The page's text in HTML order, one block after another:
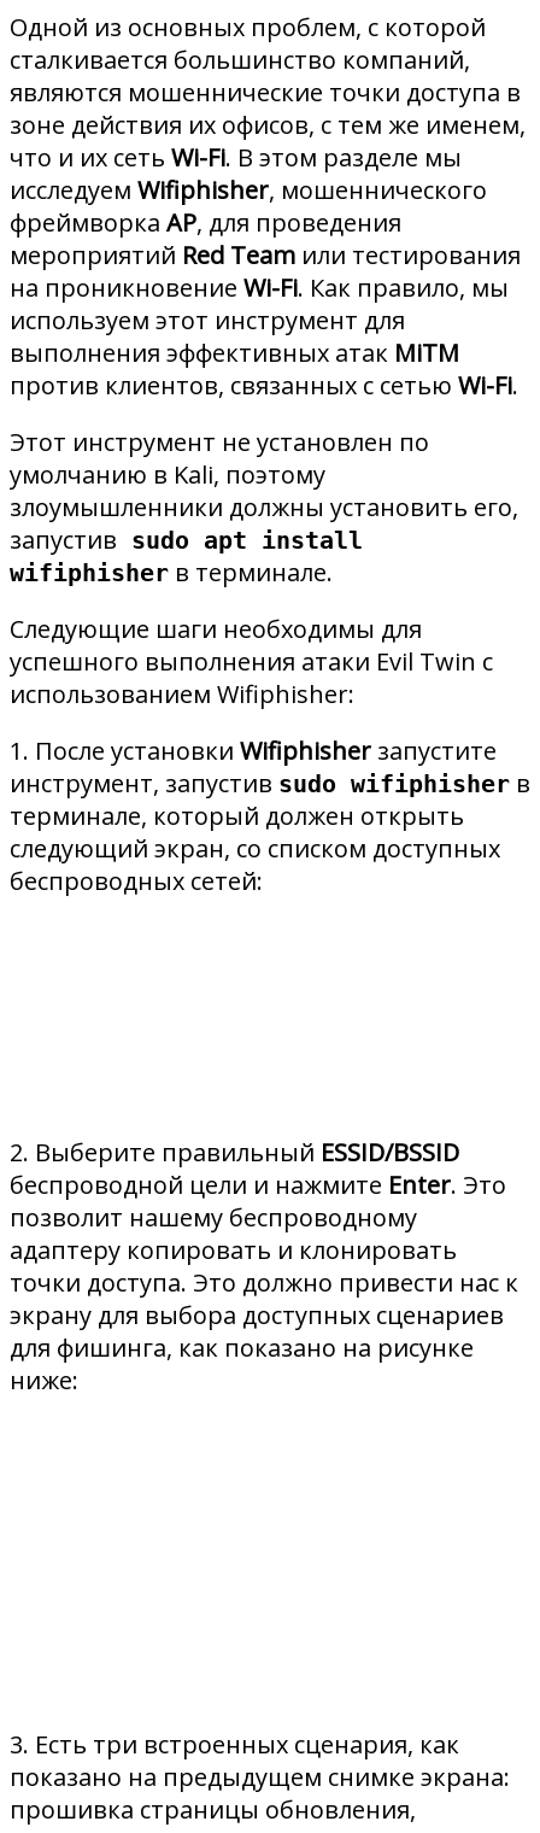
Одной из основных проблем, с которой
сталкивается большинство компаний,
являются мошеннические точки доступа в
зоне действия их офисов, с тем же именем,
что и их сеть Wi-Fi. В этом разделе мы
исследуем Wifiphisher, мошеннического
фреймворка AP, для проведения
мероприятий Red Team или тестирования
на проникновение Wi-Fi. Как правило, мы
используем этот инструмент для
выполнения эффективных атак MiTM
против клиентов, связанных с сетью Wi-Fi.
Этот инструмент не установлен по
умолчанию в Kali, поэтому
злоумышленники должны установить его,
запустив sudo apt install
wifiphisher в терминале.
Следующие шаги необходимы для
успешного выполнения атаки Evil Twin с
использованием Wifiphisher:
1. После установки Wifiphisher запустите
инструмент, запустив sudo wifiphisher в
терминале, который должен открыть
следующий экран, со списком доступных
беспроводных сетей:
2. Выберите правильный ESSID/BSSID
беспроводной цели и нажмите Enter. Это
позволит нашему беспроводному
адаптеру копировать и клонировать
точки доступа. Это должно привести нас к
экрану для выбора доступных сценариев
для фишинга, как показано на рисунке
ниже:
3. Есть три встроенных сценария, как
показано на предыдущем снимке экрана:
прошивка страницы обновления,